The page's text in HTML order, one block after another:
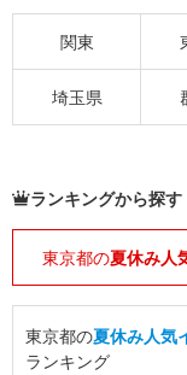
関東
埼玉県
ランキングから探す
東京都の夏休み人
東京都の夏休み人気
ランキング